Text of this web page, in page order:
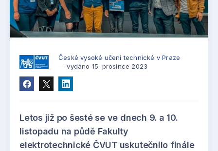
České vysoké učení technické v Praze
— vydáno 15. prosince 2023
Letos již po šesté se ve dnech 9. a 10.
listopadu na půdě Fakulty
elektrotechnické ČVUT uskutečnilo finále